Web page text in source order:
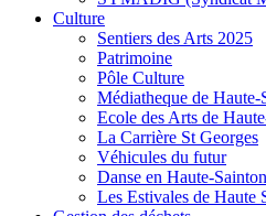
Culture
Sentiers des Arts 2025
Patrimoine
Pôle Culture
Médiatheque de Haute-
Ecole des Arts de
La Carrière St Georges
Véhicules du futur
Danse en Haute-
Les Estivales de Haute